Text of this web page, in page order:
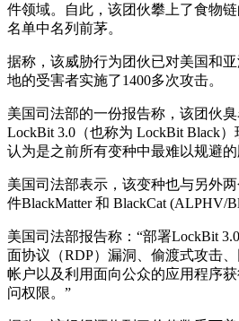
件领域。自此，该团伙攀上了食物
名单中名列前茅。
据称，该威胁行为团伙已对美国和
地的受害者实施了1400多次攻击。
美国司法部的一份报告称，该团伙
LockBit 3.0（也称为 LockBit Black
认为是之前所有变种中最难以规避的
美国司法部表示，该变种也与另外
件BlackMatter 和 BlackCat (ALPHV/
美国司法部报告称：“部署LockBit
面协议（RDP）漏洞、偷渡式攻击
帐户以及利用面向公众的应用程序
问权限。”